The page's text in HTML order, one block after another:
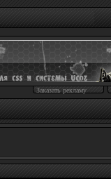
Заказать рекламу